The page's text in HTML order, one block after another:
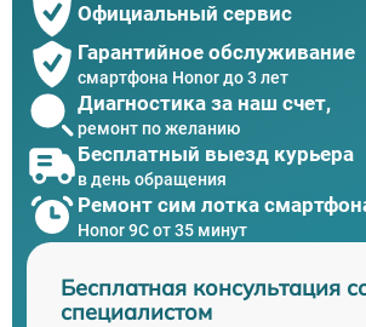
Официальный сервис
Гарантийное обслуживание
смартфона Honor до 3 лет
Диагностика за наш счет,
ремонт по желанию
Бесплатный выезд курьера
в день обращения
Ремонт сим лотка
Honor 9C от 35 минут
Бесплатная консультация
специалистом